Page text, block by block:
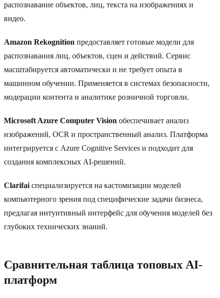
распознавание объектов, лиц, текста на изображениях и
видео.
Amazon Rekognition предоставляет готовые модели для
распознавания лиц, объектов, сцен и действий. Сервис
масштабируется автоматически и не требует опыта в
машинном обучении. Применяется в системах безопасности,
модерации контента и аналитике розничной торговли.
Microsoft Azure Computer Vision обеспечивает анализ
изображений, OCR и пространственный анализ. Платформа
интегрируется с Azure Cognitive Services и подходит для
создания комплексных AI-решений.
Clarifai специализируется на кастомизации моделей
компьютерного зрения под специфические задачи бизнеса,
предлагая интуитивный интерфейс для обучения моделей без
глубоких технических знаний.
Сравнительная таблица топовых AI-
платформ